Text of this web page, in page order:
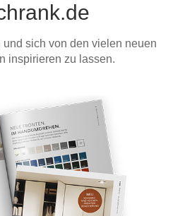
sich von den vielen neuen
inspirieren zu lassen.